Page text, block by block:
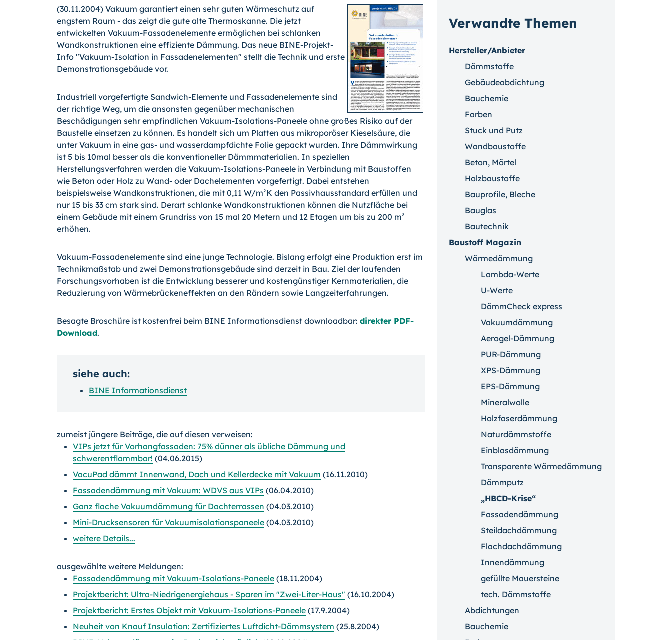
(30.11.2004) Vakuum garantiert einen sehr guten Wärmeschutz auf
engstem Raum - das zeigt die gute alte Thermoskanne. Die jetzt
entwickelten Vakuum-Fassadenelemente ermöglichen bei schlanken
Wandkonstruktionen eine effiziente Dämmung. Das neue BINE-Projekt-
Info "Vakuum-Isolation in Fassadenelementen" stellt die Technik und erste
Demonstrationsgebäude vor.
Industriell vorgefertigte Sandwich-Elemente und Fassadenelemente sind
der richtige Weg, um die ansonsten gegenüber mechanischen
Beschädigungen sehr empfindlichen Vakuum-Isolations-Paneele ohne großes Risiko auf der
Baustelle einsetzen zu können. Es handelt sich um Platten aus mikroporöser Kieselsäure, die
unter Vakuum in eine gas- und wasserdampfdichte Folie gepackt wurden. Ihre Dämmwirkung
ist 5 bis 10mal besser als die konventioneller Dämmmaterialien. In speziellen
Herstellungsverfahren werden die Vakuum-Isolations-Paneele in Verbindung mit Baustoffen
wie Beton oder Holz zu Wand- oder Dachelementen vorgefertigt. Dabei entstehen
beispielsweise Wandkonstruktionen, die mit 0,11 W/m²K den Passivhausstandard erfüllen und
nur 15 bis 33 cm stark sind. Derart schlanke Wandkonstruktionen können die Nutzfläche bei
einem Gebäude mit einem Grundriss von 15 mal 20 Metern und 12 Etagen um bis zu 200 m²
erhöhen.
Vakuum-Fassadenelemente sind eine junge Technologie. Bislang erfolgt eine Produktion erst im
Technikmaßstab und zwei Demonstrationsgebäude sind derzeit in Bau. Ziel der laufenden
Forschungsvorhaben ist die Entwicklung besserer und kostengünstiger Kernmaterialien, die
Reduzierung von Wärmebrückeneffekten an den Rändern sowie Langzeiterfahrungen.
Besagte Broschüre ist kostenfrei beim BINE Informationsdienst downloadbar: direkter PDF-
Download.
siehe auch:
BINE Informationsdienst
zumeist jüngere Beiträge, die auf diesen verweisen:
VIPs jetzt für Vorhangfassaden: 75% dünner als übliche Dämmung und
schwerentflammbar! (04.06.2015)
VacuPad dämmt Innenwand, Dach und Kellerdecke mit Vakuum (16.11.2010)
Fassadendämmung mit Vakuum: WDVS aus VIPs (06.04.2010)
Ganz flache Vakuumdämmung für Dachterrassen (04.03.2010)
Mini-Drucksensoren für Vakuumisolationspaneele (04.03.2010)
weitere Details...
ausgewählte weitere Meldungen:
Fassadendämmung mit Vakuum-Isolations-Paneele (18.11.2004)
Projektbericht: Ultra-Niedrigenergiehaus - Sparen im "Zwei-Liter-Haus" (16.10.2004)
Projektbericht: Erstes Objekt mit Vakuum-Isolations-Paneele (17.9.2004)
Neuheit von Knauf Insulation: Zertifiziertes Luftdicht-Dämmsystem (25.8.2004)
Verwandte Themen
Hersteller/Anbieter
Dämmstoffe
Gebäudeabdichtung
Bauchemie
Farben
Stuck und Putz
Wandbaustoffe
Beton, Mörtel
Holzbaustoffe
Bauprofile, Bleche
Bauglas
Bautechnik
Baustoff Magazin
Wärmedämmung
Lambda-Werte
U-Werte
DämmCheck express
Vakuumdämmung
Aerogel-Dämmung
PUR-Dämmung
XPS-Dämmung
EPS-Dämmung
Mineralwolle
Holzfaserdämmung
Naturdämmstoffe
Einblasdämmung
Transparente Wärmedämmung
Dämmputz
„HBCD-Krise“
Fassadendämmung
Steildachdämmung
Flachdachdämmung
Innendämmung
gefüllte Mauersteine
tech. Dämmstoffe
Abdichtungen
Bauchemie